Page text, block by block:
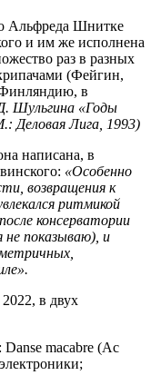
Альфреда Шнитке
и им же исполнена
раз в разных
(Фейгин,
в
Шульгина «Годы
Деловая Лига, 1993)
написана, в
«Особенно
возвращения к
ритмикой
консерватории
не показываю), и
».
в двух
macabre (Ac